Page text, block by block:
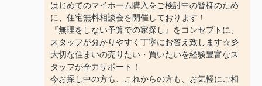
はじめてのマイホーム購入をご検討中の皆様のため
に、住宅無料相談会を開催しております！
『無理をしない予算での家探し』をコンセプトに、
スタッフが分かりやすく丁寧にお答え致します☆彡
大切な住まいの売りたい・買いたいを経験豊富なス
タッフが全力サポート！
今お探し中の方も、これからの方も、お気軽にご相